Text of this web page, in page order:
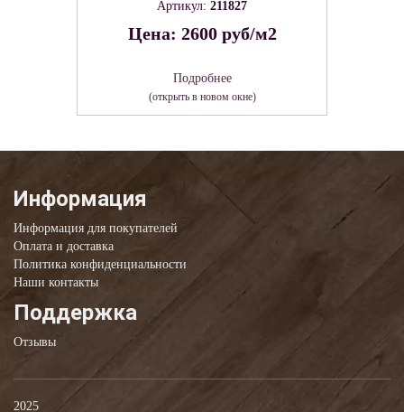
Артикул: 211827
Цена: 2600 руб/м2
Подробнее
(открыть в новом окне)
Информация
Информация для покупателей
Оплата и доставка
Политика конфиденциальности
Наши контакты
Поддержка
Отзывы
2025